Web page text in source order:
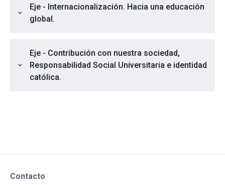
expand_more
Eje - Internacionalización. Hacia una educación
global.
expand_more
Eje - Contribución con nuestra sociedad,
Responsabilidad Social Universitaria e identidad
católica.
Contacto